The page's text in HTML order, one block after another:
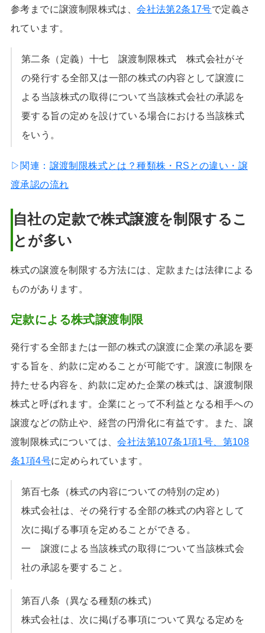
参考までに譲渡制限株式は、会社法第2条17号で定義さ
れています。
第二条（定義）十七 譲渡制限株式 株式会社がそ
の発行する全部又は一部の株式の内容として譲渡に
よる当該株式の取得について当該株式会社の承認を
要する旨の定めを設けている場合における当該株式
をいう。
▷関連： 譲渡制限株式とは？種類株・RSとの違い・譲
渡承認の流れ
自社の定款で株式譲渡を制限するこ
とが多い
株式の譲渡を制限する方法には、定款または法律による
ものがあります。
定款による株式譲渡制限
発行する全部または一部の株式の譲渡に企業の承認を要
する旨を、約款に定めることが可能です。譲渡に制限を
持たせる内容を、約款に定めた企業の株式は、譲渡制限
株式と呼ばれます。企業にとって不利益となる相手への
譲渡などの防止や、経営の円滑化に有益です。また、譲
渡制限株式については、会社法第107条1項1号、第108
条1項4号に定められています。
第百七条（株式の内容についての特別の定め）
株式会社は、その発行する全部の株式の内容として
次に掲げる事項を定めることができる。
一 譲渡による当該株式の取得について当該株式会
社の承認を要すること。
第百八条（異なる種類の株式）
株式会社は、次に掲げる事項について異なる定めを